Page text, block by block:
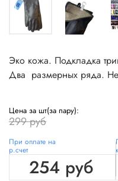
Эко кожа. Подкладка
Два размерных ряда.
Цена за шт(за пару):
299 руб
При оплате на
р.счет
254 руб